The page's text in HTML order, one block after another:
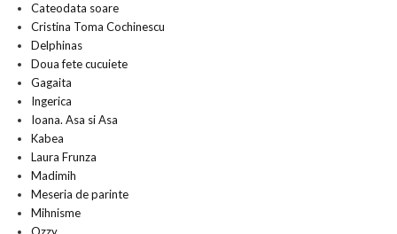
Cateodata soare
Cristina Toma Cochinescu
Delphinas
Doua fete cucuiete
Gagaita
Ingerica
Ioana. Asa si Asa
Kabea
Laura Frunza
Madimih
Meseria de parinte
Mihnisme